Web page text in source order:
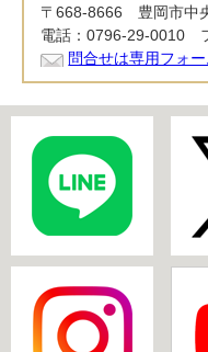
〒668-8666 豊岡市中
電話：0796-29-0010
問合せは専用フォ